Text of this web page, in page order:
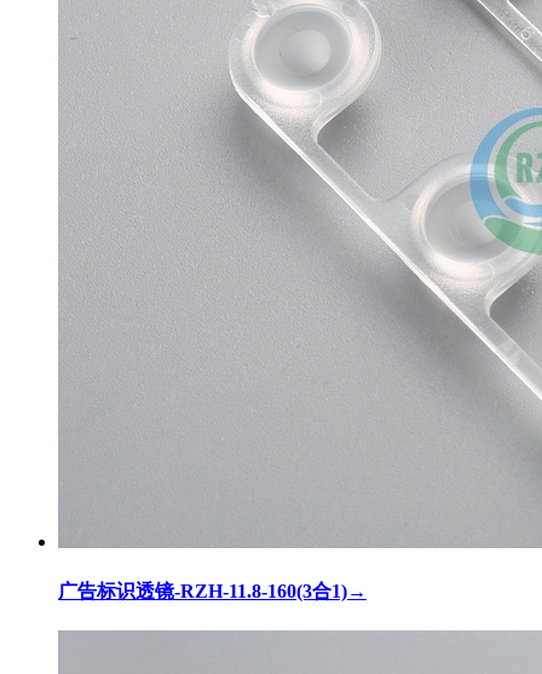
广告标识透镜-RZH-11.8-160(3合1)→